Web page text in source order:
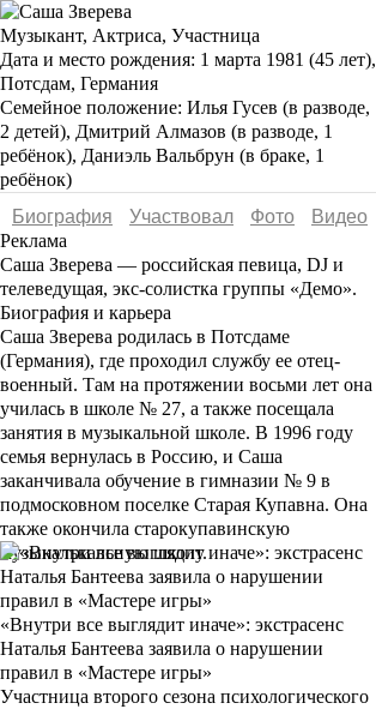
Музыкант, Актриса, Участница
Дата и место рождения: 1 марта 1981 (45 лет),
Потсдам, Германия
Семейное положение: Илья Гусев (в разводе,
2 детей), Дмитрий Алмазов (в разводе, 1
ребёнок), Даниэль Вальбрун (в браке, 1
ребёнок)
Биография
Участвовал Фото
Видеo
Реклама
Саша Зверева — российская певица, DJ и
телеведущая, экс-солистка группы «Демо».
Биография и карьера
Саша Зверева родилась в Потсдаме
(Германия), где проходил службу ее отец-
военный. Там на протяжении восьми лет она
училась в школе № 27, а также посещала
занятия в музыкальной школе. В 1996 году
семья вернулась в Россию, и Саша
заканчивала обучение в гимназии № 9 в
подмосковном поселке Старая Купавна. Она
также окончила старокупавинскую
музыкалькальную школу.
«Внутри все выглядит иначе»: экстрасенс
Наталья Бантеева заявила о нарушении
правил в «Мастере игры»
Участница второго сезона психологического